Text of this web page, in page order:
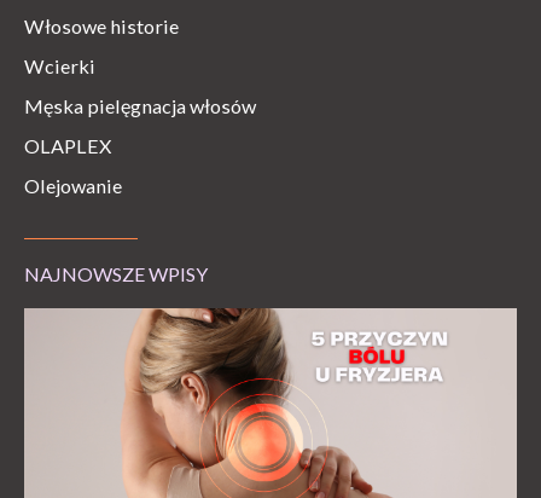
Włosowe historie
Wcierki
Męska pielęgnacja włosów
OLAPLEX
Olejowanie
NAJNOWSZE WPISY